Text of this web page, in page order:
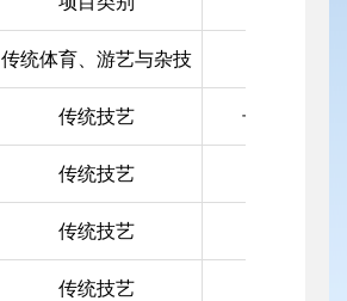
传统体育、游艺与杂技
传统技艺 长寿斋卤味
传统技艺
传统技艺
传统技艺